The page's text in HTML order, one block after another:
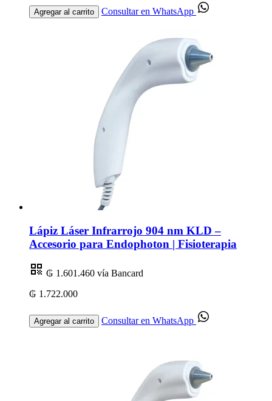
Agregar al carrito Consultar en WhatsApp
Lápiz Láser Infrarrojo 904 nm KLD –
Accesorio para Endophoton | Fisioterapia
₲ 1.601.460 vía Bancard
₲ 1.722.000
Agregar al carrito Consultar en WhatsApp